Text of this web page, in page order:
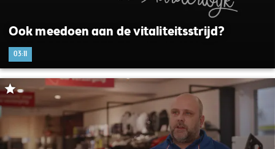
Ook meedoen aan de vitaliteitsstrijd?
03:11